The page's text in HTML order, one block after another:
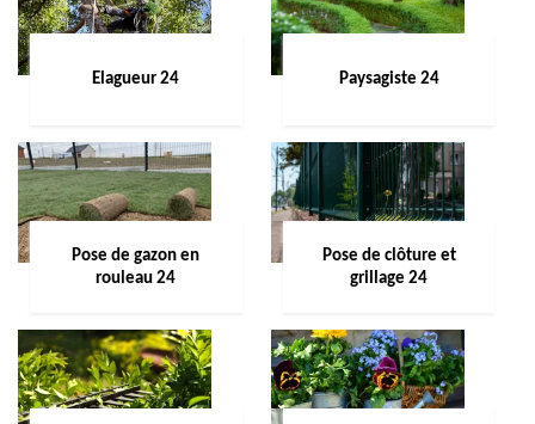
Elagueur 24 Paysagiste 24
Pose de gazon en
rouleau 24
Pose de clôture et
grillage 24